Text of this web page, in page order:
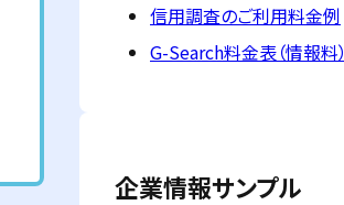
信用調査のご利用料金例
G-Search料金表（情報料）
企業情報サンプル